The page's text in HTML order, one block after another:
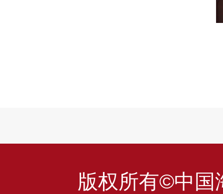
版权所有©中国